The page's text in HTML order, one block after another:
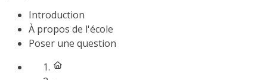
Introduction
À propos de l'école
Poser une question